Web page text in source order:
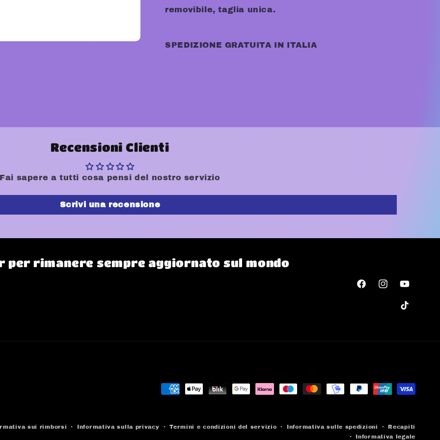
removibile, taglia unica.
SPEDIZIONE GRATUITA IN ITALIA
Recensioni Clienti
Fai sapere a tutti cosa pensi del nostro servizio
Scrivi una recensione
rimanere sempre aggiornato sul mondo
FacebookInstagramYouTube
TikTok
Metodi
sui rimborsi Informativa sulla privacy Termini e condizioni del servizio Informativa sulle spedizioni
Recapiti
Informativa legale